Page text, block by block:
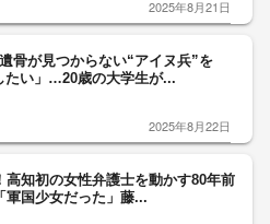
2025年8月21日
骨が見つからない“アイヌ兵”を
たい」…20歳の大学生が...
2025年8月22日
高知初の女性弁護士を動かす80年前
軍国少女だった」藤...